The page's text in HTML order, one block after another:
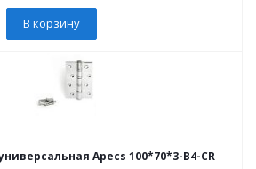
В корзину
Apecs 100*70*3-В4-CR